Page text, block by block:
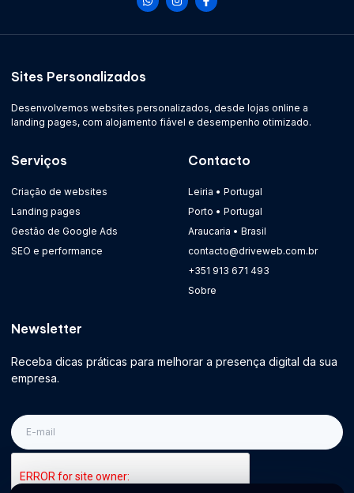
Sites Personalizados
Desenvolvemos websites personalizados, desde lojas online a
landing pages, com alojamento fiável e desempenho otimizado.
Serviços
Criação de websites
Landing pages
Gestão de Google Ads
SEO e performance
Contacto
Leiria • Portugal
Porto • Portugal
Araucaria • Brasil
contacto@driveweb.com.br
+351 913 671 493
Sobre
Newsletter
Receba dicas práticas para melhorar a presença digital da sua
empresa.
E-
mail